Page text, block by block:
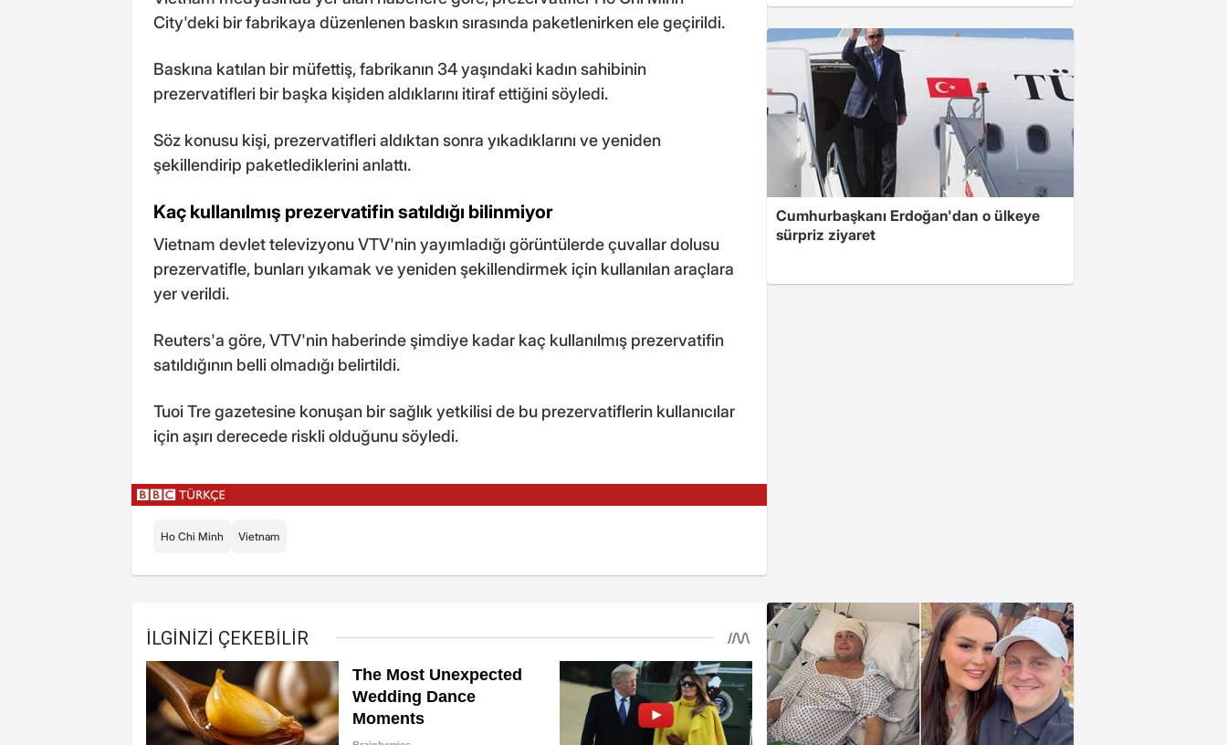
City'deki bir fabrikaya düzenlenen baskın sırasında paketlenirken ele geçirildi.
Baskına katılan bir müfettiş, fabrikanın 34 yaşındaki kadın sahibinin
prezervatifleri bir başka kişiden aldıklarını itiraf ettiğini söyledi.
Söz konusu kişi, prezervatifleri aldıktan sonra yıkadıklarını ve yeniden
şekillendirip paketlediklerini anlattı.
Kaç kullanılmış prezervatifin satıldığı bilinmiyor
Vietnam devlet televizyonu VTV'nin yayımladığı görüntülerde çuvallar dolusu
prezervatifle, bunları yıkamak ve yeniden şekillendirmek için kullanılan araçlara
yer verildi.
Reuters'a göre, VTV'nin haberinde şimdiye kadar kaç kullanılmış prezervatifin
satıldığının belli olmadığı belirtildi.
Tuoi Tre gazetesine konuşan bir sağlık yetkilisi de bu prezervatiflerin kullanıcılar
için aşırı derecede riskli olduğunu söyledi.
Ho Chi Minh Vietnam
Cumhurbaşkanı Erdoğan'dan o ülkeye
sürpriz ziyaret